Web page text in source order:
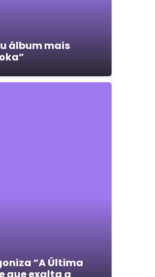
álbum mais
“A Última
que exalta a